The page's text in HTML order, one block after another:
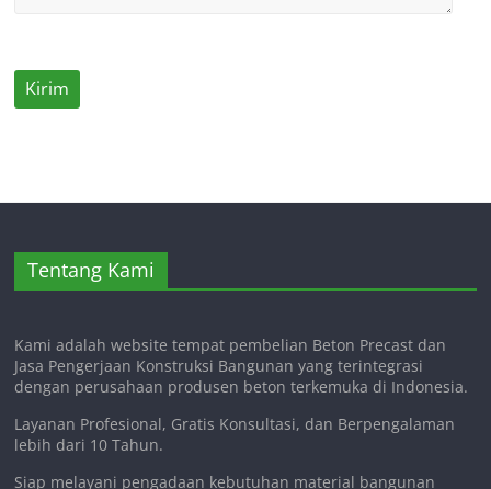
Tentang Kami
Kami adalah website tempat pembelian Beton Precast dan
Jasa Pengerjaan Konstruksi Bangunan yang terintegrasi
dengan perusahaan produsen beton terkemuka di Indonesia.
Layanan Profesional, Gratis Konsultasi, dan Berpengalaman
lebih dari 10 Tahun.
Siap melayani pengadaan kebutuhan material bangunan